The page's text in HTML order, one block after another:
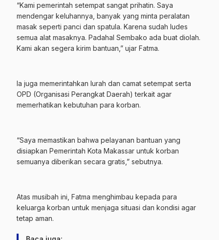
“Kami pemerintah setempat sangat prihatin. Saya
mendengar keluhannya, banyak yang minta peralatan
masak seperti panci dan spatula. Karena sudah ludes
semua alat masaknya. Padahal Sembako ada buat diolah.
Kami akan segera kirim bantuan,” ujar Fatma.
Ia juga memerintahkan lurah dan camat setempat serta
OPD (Organisasi Perangkat Daerah) terkait agar
memerhatikan kebutuhan para korban.
“Saya memastikan bahwa pelayanan bantuan yang
disiapkan Pemerintah Kota Makassar untuk korban
semuanya diberikan secara gratis,” sebutnya.
Atas musibah ini, Fatma menghimbau kepada para
keluarga korban untuk menjaga situasi dan kondisi agar
tetap aman.